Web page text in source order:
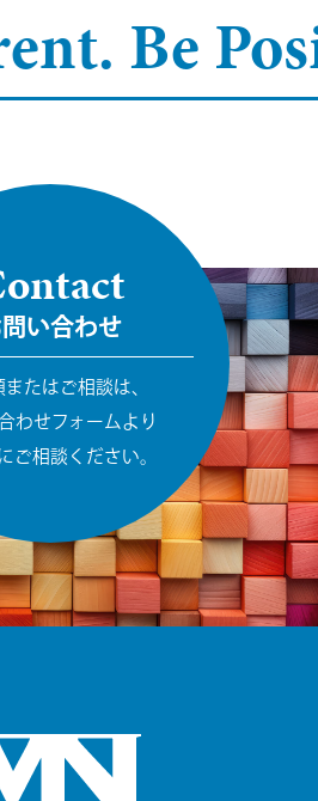
Be
い合わせ
またはご相談は、
わせフォームより
ご相談ください。